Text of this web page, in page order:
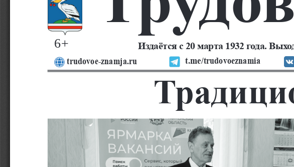
Издаётся с 20 марта 1932 года.
6+
trudovoe-znamja.ru t.me/trudovoeznamia